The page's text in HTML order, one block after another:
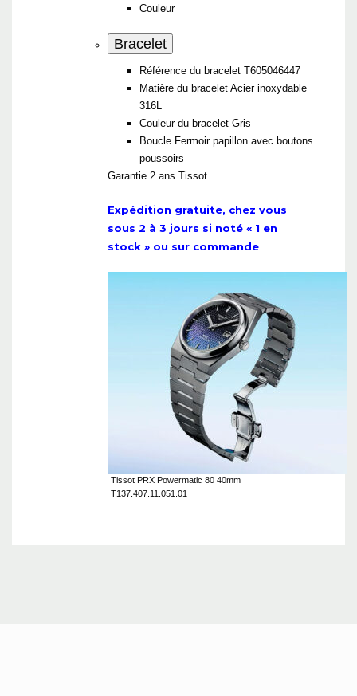
Couleur
Bracelet
Référence du bracelet T605046447
Matière du bracelet Acier inoxydable
316L
Couleur du bracelet Gris
Boucle Fermoir papillon avec boutons
poussoirs
Garantie 2 ans Tissot
Expédition gratuite, chez vous
sous 2 à 3 jours si noté « 1 en
stock » ou sur commande
Tissot PRX Powermatic 80 40mm
T137.407.11.051.01